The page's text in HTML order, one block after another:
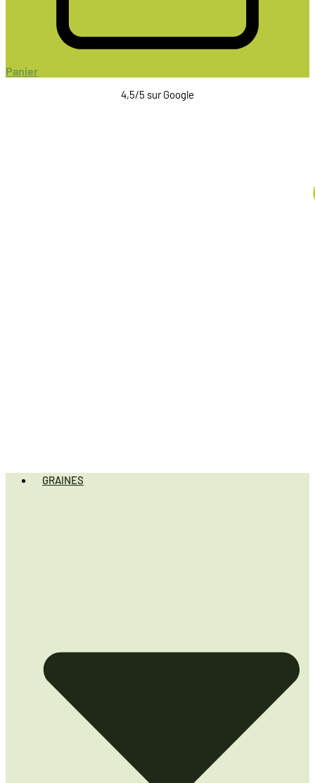
Panier
4,5/5 sur Google
GRAINES